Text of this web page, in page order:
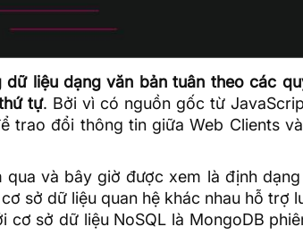
liệu dạng văn bản tuân theo các
tự. Bởi vì có nguồn gốc từ
trao đổi thông tin giữa Web Clients
và bây giờ được xem là định
cơ sở dữ liệu quan hệ khác nhau hỗ trợ
cơ sở dữ liệu NoSQL là MongoDB